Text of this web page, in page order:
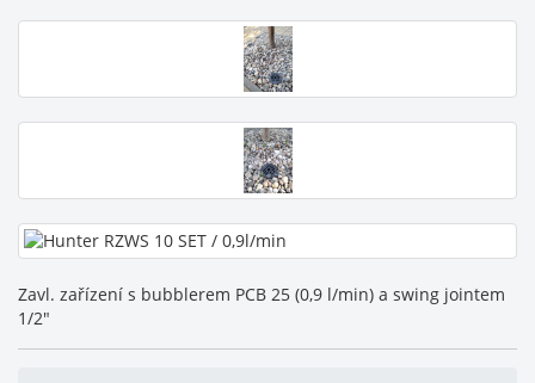
Zavl. zařízení s bubblerem PCB 25 (0,9 l/min) a swing jointem
1/2"